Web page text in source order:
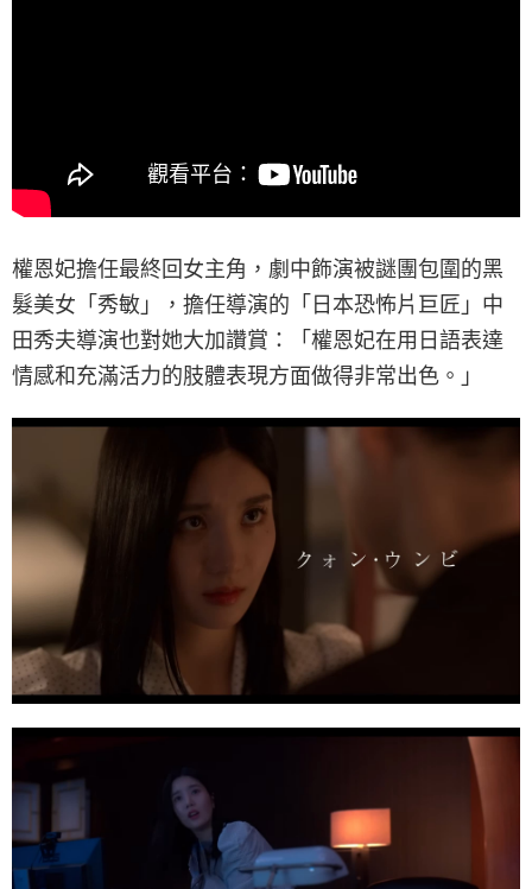
權恩妃擔任最終回女主角，劇中飾演被謎團包圍的黑
髮美女「秀敏」，擔任導演的「日本恐怖片巨匠」中
田秀夫導演也對她大加讚賞：「權恩妃在用日語表達
情感和充滿活力的肢體表現方面做得非常出色。」